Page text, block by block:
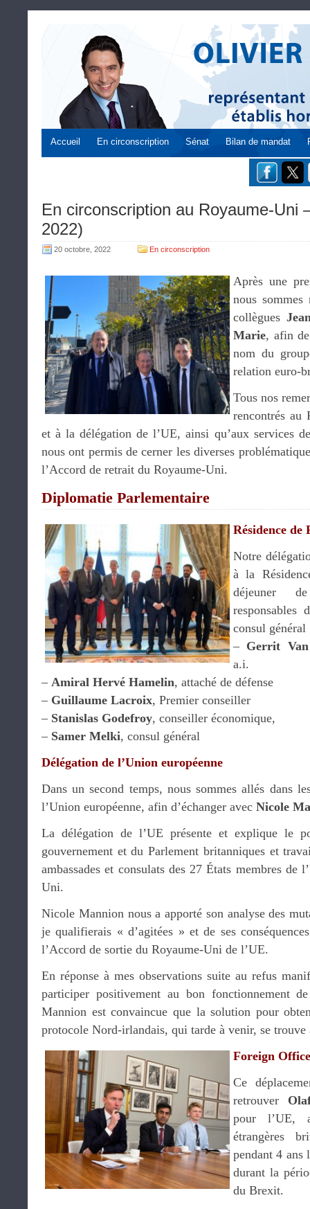
Accueil En circonscription Sénat Bilan de mandat
En circonscription au Royaume-Uni
2022)
20 octobre, 2022 En circonscription
Après une
nous sommes
collègues
Marie, afin
nom du
relation euro-
Tous nos
rencontrés au
et à la délégation de l’UE, ainsi qu’aux services
nous ont permis de cerner les diverses
l’Accord de retrait du Royaume-Uni.
Diplomatie Parlementaire
Résidence de
Notre
à la
déjeuner
responsables
consul général
– Gerrit Van
a.i.
– Amiral Hervé Hamelin, attaché de défense
– Guillaume Lacroix, Premier conseiller
– Stanislas Godefroy, conseiller économique,
– Samer Melki, consul général
Délégation de l’Union européenne
Dans un second temps, nous sommes allés dans
l’Union européenne, afin d’échanger avec Nicole
La délégation de l’UE présente et explique le
gouvernement et du Parlement britanniques et
ambassades et consulats des 27 États membres de
Uni.
Nicole Mannion nous a apporté son analyse des
je qualifierais « d’agitées » et de ses
l’Accord de sortie du Royaume-Uni de l’UE.
En réponse à mes observations suite au refus
participer positivement au bon fonctionnement
Mannion est convaincue que la solution pour
protocole Nord-irlandais, qui tarde à venir, se trouve
Foreign Office
Ce
retrouver
pour l’UE,
étrangères
pendant 4 ans
durant la
du Brexit.